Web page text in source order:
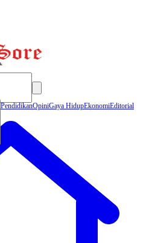
PendidikanOpiniGaya HidupEkonomiEditorial